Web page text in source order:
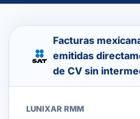
Facturas
emitidas
de CV sin
LUNIXAR RMM